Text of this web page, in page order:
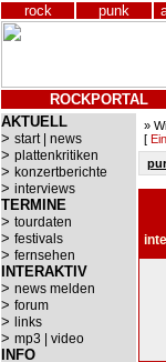
rock punk
ROCKPORTAL
AKTUELL
> start | news
> plattenkritiken
> konzertberichte
> interviews
TERMINE
> tourdaten
> festivals
> fernsehen
INTERAKTIV
> news melden
> forum
> links
> mp3 | video
INFO
»
[